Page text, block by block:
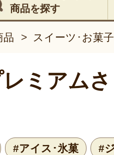
商品を探す
品 > スイーツ･お菓子
ミアム
#アイス･氷菓 #